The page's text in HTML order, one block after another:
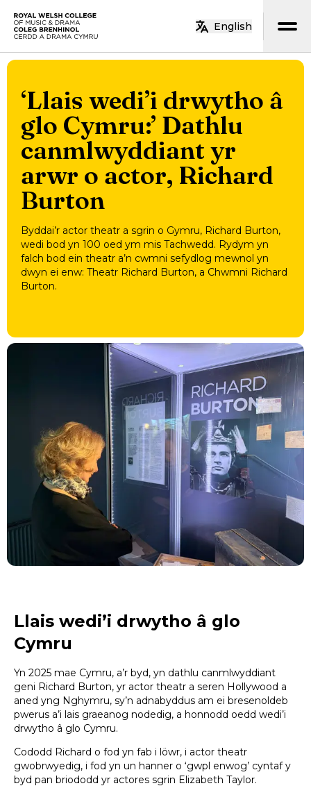
Neidio i’r prif gynnwys
English
‘Llais wedi’i drwytho â
glo Cymru:’ Dathlu
canmlwyddiant yr
arwr o actor, Richard
Burton
Byddai’r actor theatr a sgrin o Gymru, Richard Burton,
wedi bod yn 100 oed ym mis Tachwedd. Rydym yn
falch bod ein theatr a’n cwmni sefydlog mewnol yn
dwyn ei enw: Theatr Richard Burton, a Chwmni Richard
Burton.
Llais wedi’i drwytho â glo
Cymru
Yn 2025 mae Cymru, a’r byd, yn dathlu canmlwyddiant
geni Richard Burton, yr actor theatr a seren Hollywood a
aned yng Nghymru, sy’n adnabyddus am ei bresenoldeb
pwerus a’i lais graeanog nodedig, a honnodd oedd wedi’i
drwytho â glo Cymru.
Cododd Richard o fod yn fab i löwr, i actor theatr
gwobrwyedig, i fod yn un hanner o ‘gwpl enwog’ cyntaf y
byd pan briododd yr actores sgrin Elizabeth Taylor.